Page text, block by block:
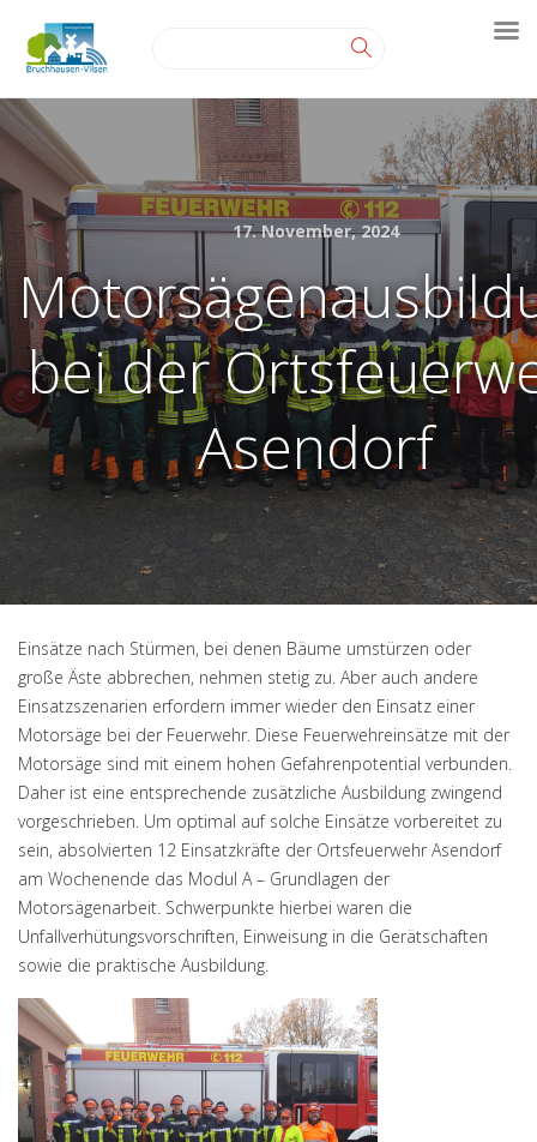
17. November, 2024
bei der
Asendorf
Einsätze nach Stürmen, bei denen Bäume umstürzen oder
große Äste abbrechen, nehmen stetig zu. Aber auch andere
Einsatzszenarien erfordern immer wieder den Einsatz einer
Motorsäge bei der Feuerwehr. Diese Feuerwehreinsätze mit der
Motorsäge sind mit einem hohen Gefahrenpotential verbunden.
Daher ist eine entsprechende zusätzliche Ausbildung zwingend
vorgeschrieben. Um optimal auf solche Einsätze vorbereitet zu
sein, absolvierten 12 Einsatzkräfte der Ortsfeuerwehr Asendorf
am Wochenende das Modul A – Grundlagen der
Motorsägenarbeit. Schwerpunkte hierbei waren die
Unfallverhütungsvorschriften, Einweisung in die Gerätschaften
sowie die praktische Ausbildung.